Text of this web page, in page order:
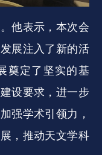
他表示，本次会
展注入了新的活
奠定了坚实的基
设要求，进一步
强学术引领力，
，推动天文学科